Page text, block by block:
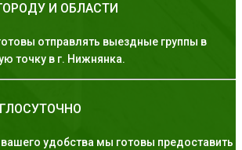
И ОБЛАСТИ
отправлять выездные группы в
точку в г. Нижнянка.
удобства мы готовы предоставить